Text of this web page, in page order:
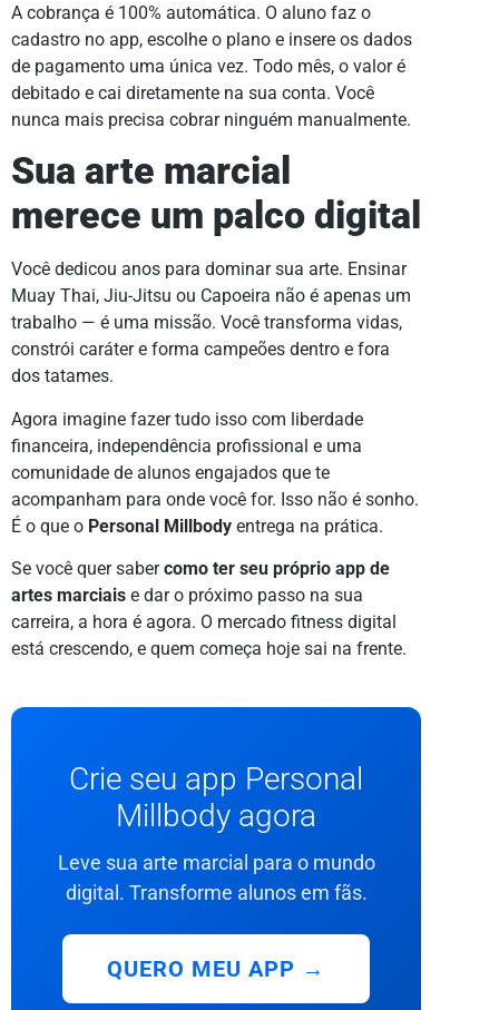
A cobrança é 100% automática. O aluno faz o
cadastro no app, escolhe o plano e insere os dados
de pagamento uma única vez. Todo mês, o valor é
debitado e cai diretamente na sua conta. Você
nunca mais precisa cobrar ninguém manualmente.
Sua arte marcial
merece um palco digital
Você dedicou anos para dominar sua arte. Ensinar
Muay Thai, Jiu-Jitsu ou Capoeira não é apenas um
trabalho — é uma missão. Você transforma vidas,
constrói caráter e forma campeões dentro e fora
dos tatames.
Agora imagine fazer tudo isso com liberdade
financeira, independência profissional e uma
comunidade de alunos engajados que te
acompanham para onde você for. Isso não é sonho.
É o que o Personal Millbody entrega na prática.
Se você quer sabercomo ter seu próprio app de
artes marciais e dar o próximo passo na sua
carreira, a hora é agora. O mercado fitness digital
está crescendo, e quem começa hoje sai na frente.
Crie seu app Personal
Millbody agora
Leve sua arte marcial para o mundo
digital. Transforme alunos em fãs.
QUERO MEU APP →